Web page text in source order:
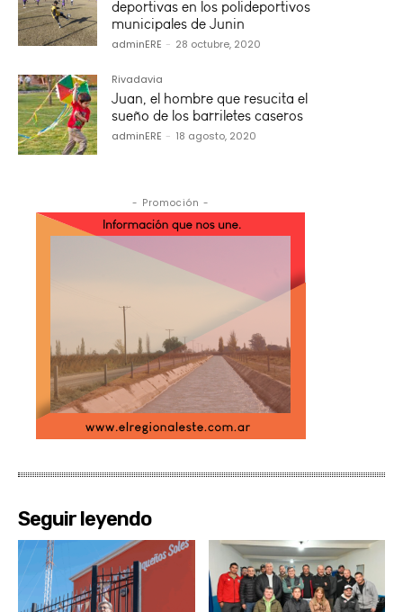
deportivas en los polideportivos
municipales de Junin
adminERE - 28 octubre, 2020
Rivadavia
Juan, el hombre que resucita el
sueño de los barriletes caseros
adminERE - 18 agosto, 2020
- Promoción -
Seguir leyendo